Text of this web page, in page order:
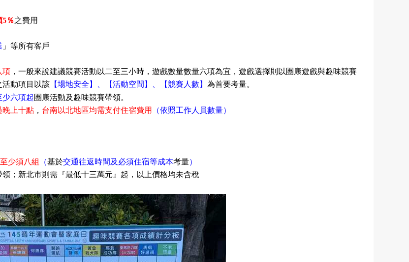
5％之費用
」 等所有客戶
項 ，一般來說建議競賽活動以二至三小時，遊戲數量數量六項為宜，遊戲選擇則以團康遊戲與趣味競賽
活動項目以該 【場地安全】 【活動空間 】 【競賽人數 】 為首要考量。
少六項起團康活動及趣味競賽帶領。
晚上十點 ， 台南以北地區均需支付住宿費用 （依照工作人員數量）
少須八組 （基於交通往返時間及必須住宿等成本考量）
； 新北市則需 『最低十三萬元 』 起，以上價格均未含稅